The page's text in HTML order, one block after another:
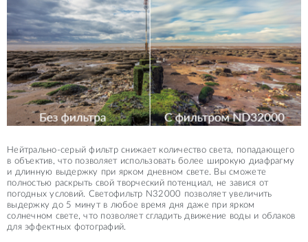
Нейтрально-серый фильтр снижает количество света, попадающего
в объектив, что позволяет использовать более широкую диафрагму
и длинную выдержку при ярком дневном свете. Вы сможете
полностью раскрыть свой творческий потенциал, не завися от
погодных условий. Светофильтр N32000 позволяет увеличить
выдержку до 5 минут в любое время дня даже при ярком
солнечном свете, что позволяет сгладить движение воды и облаков
для эффектных фотографий.